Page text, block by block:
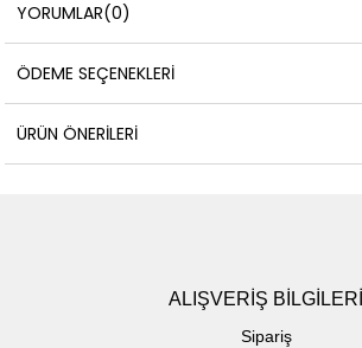
YORUMLAR(0)
ÖDEME SEÇENEKLERI
ÜRÜN ÖNERILERI
ALIŞVERİŞ BİLGİLERİ
Sipariş